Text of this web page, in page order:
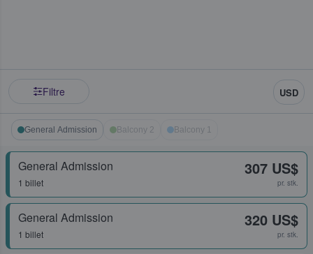
Filtre USD
General Admission Balcony 2 Balcony 1
General Admission
1 billet
307 US$
pr. stk.
General Admission
1 billet
320 US$
pr. stk.